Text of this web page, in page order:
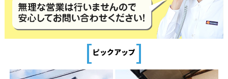
[ピックアップ]